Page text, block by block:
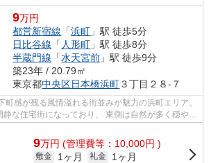
9万円
都営新宿線 「浜町 」駅 徒歩5分
日比谷線 「 人形町 」駅 徒歩8分
半蔵門線 「水天宮前 」駅 徒歩9分
築23年 / 20.79㎡
東京都中央区日本橋浜町３丁目２８-７
な住宅街になっており、 東側は自然が多く穏やか
9万円 (管理費等：10,000円 )
敷金 1ヶ月 礼金
1ヶ月